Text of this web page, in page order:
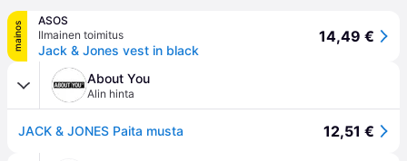
mainos
ASOS
Ilmainen toimitus
Jack & Jones vest in black
14,49 €
About You
Alin hinta
JACK & JONES Paita musta 12,51 €